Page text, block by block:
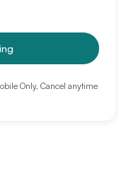
Only, Cancel anytime